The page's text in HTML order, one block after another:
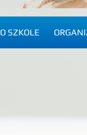
O SZKOLE